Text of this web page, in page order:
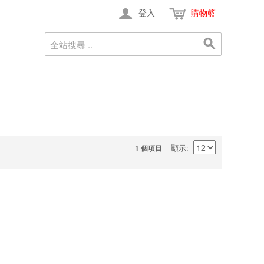
登入 購物籃
1 個項目 顯示